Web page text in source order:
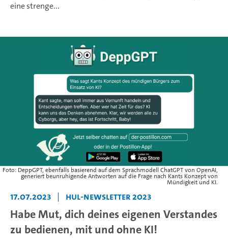
eine strenge...
Foto: DeppGPT, ebenfalls basierend auf dem Sprachmodell ChatGPT von OpenAI,
generiert beunruhigende Antworten auf die Frage nach Kants Konzept von
Mündigkeit und KI.
17.07.2023 | HUL-Newsletter 2023
Habe Mut, dich deines eigenen Verstandes
zu bedienen, mit und ohne KI!